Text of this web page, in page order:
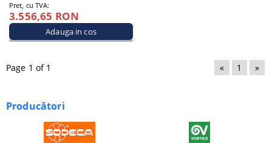
Pret, cu TVA:
3.556,65 RON
Page 1 of 1 « 1 »
Producători